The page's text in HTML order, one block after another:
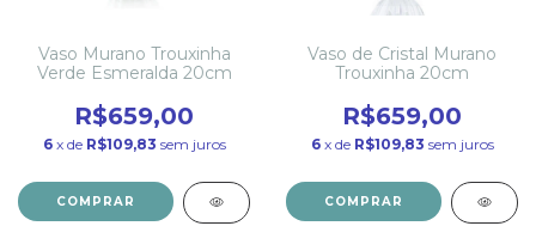
Vaso Murano Trouxinha
Verde Esmeralda 20cm
R$659,00
6 x de R$109,83 sem juros
COMPRAR
Vaso de Cristal Murano
Trouxinha 20cm
R$659,00
6 x de R$109,83 sem juros
COMPRAR